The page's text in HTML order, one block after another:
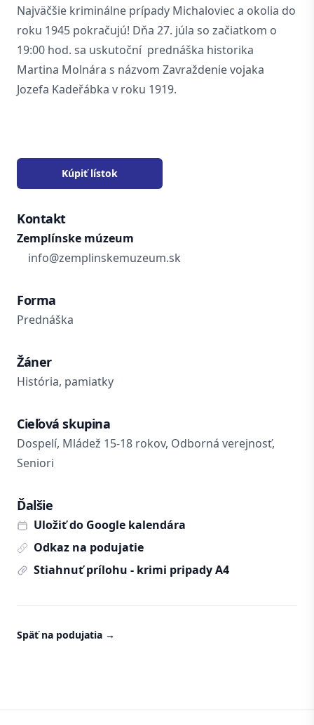
Najväčšie kriminálne prípady Michaloviec a okolia do
roku 1945 pokračujú! Dňa 27. júla so začiatkom o
19:00 hod. sa uskutoční prednáška historika
Martina Molnára s názvom Zavraždenie vojaka
Jozefa Kadeřábka v roku 1919.
Kúpiť lístok
Kontakt
Zemplínske múzeum
info@zemplinskemuzeum.sk
Forma
Prednáška
Žáner
História, pamiatky
Cieľová skupina
Dospelí, Mládež 15-18 rokov, Odborná verejnosť,
Seniori
Ďalšie
Uložiť do Google kalendára
Odkaz na podujatie
Stiahnuť prílohu - krimi pripady A4
Späť na podujatia →